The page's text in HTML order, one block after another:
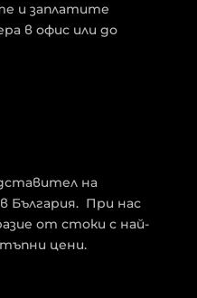
и заплатите
в офис или до
на
България. При нас
от стоки с най-
цени.